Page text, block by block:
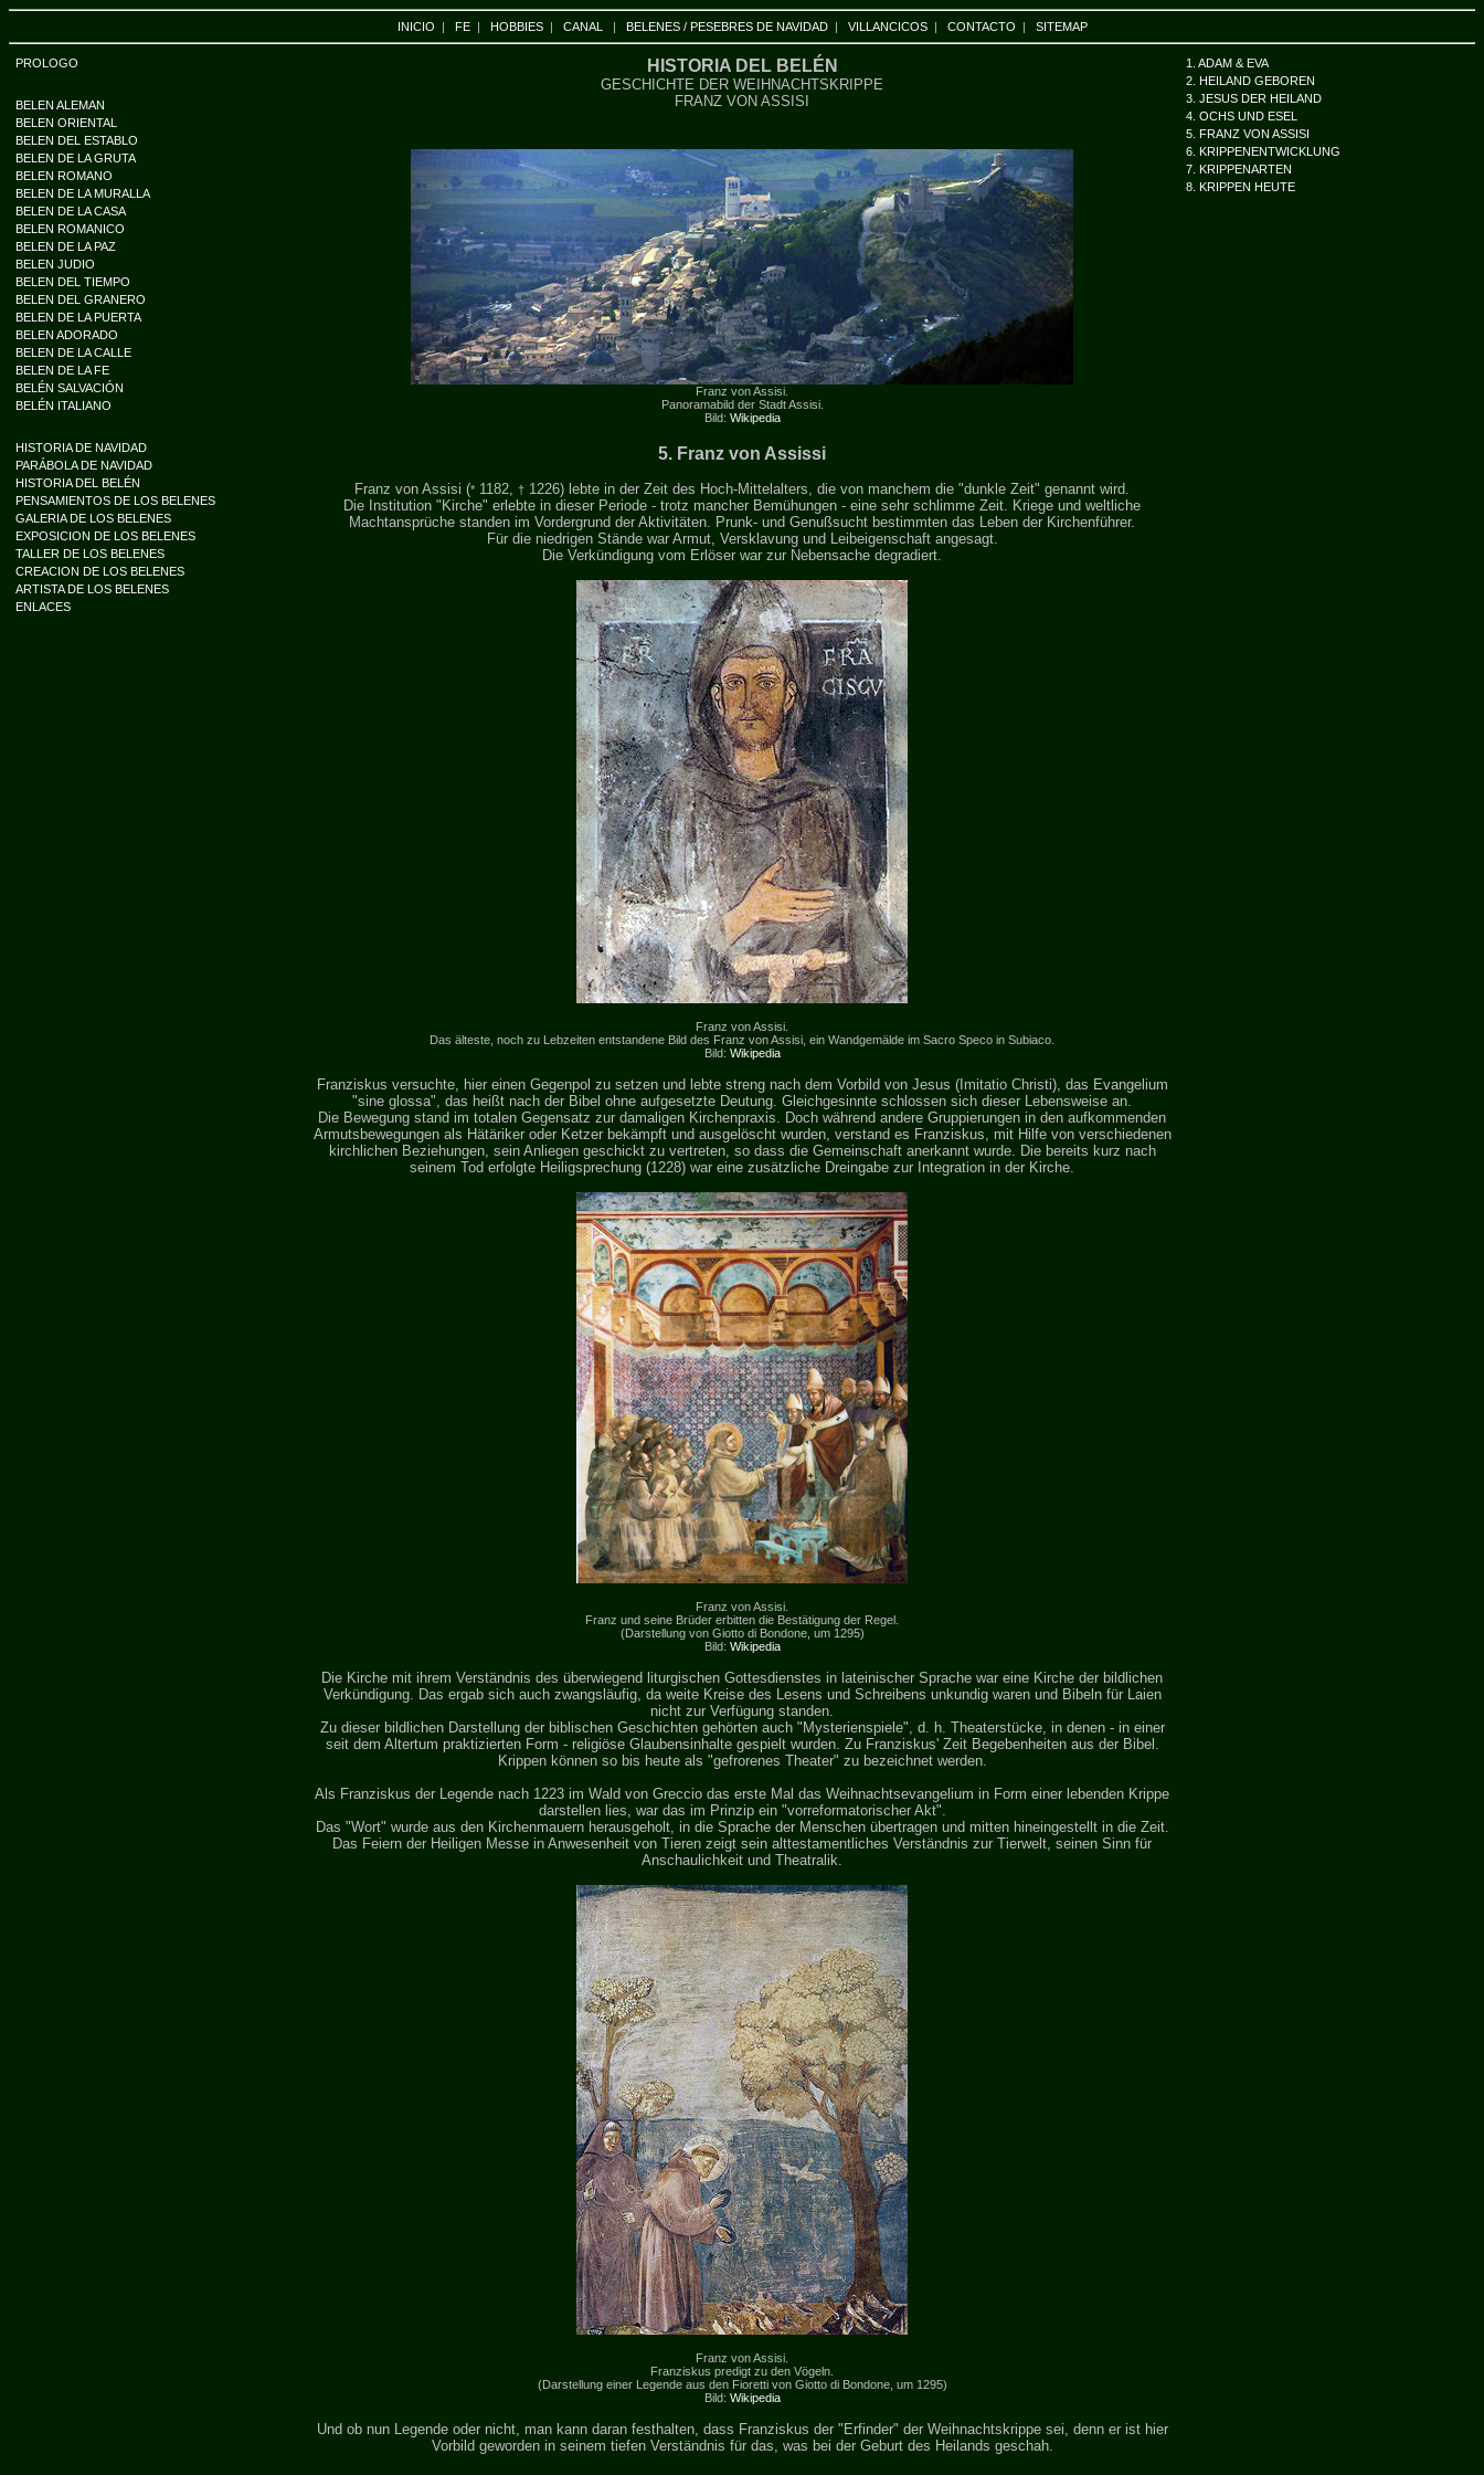
INICIO | FE| HOBBIES| CANAL | BELENES / PESEBRES DE NAVIDAD| VILLANCICOS| CONTACTO | SITEMAP
PROLOGO
BELEN ALEMAN
BELEN ORIENTAL
BELEN DEL ESTABLO
BELEN DE LA GRUTA
BELEN ROMANO
BELEN DE LA MURALLA
BELEN DE LA CASA
BELEN ROMANICO
BELEN DE LA PAZ
BELEN JUDIO
BELEN DEL TIEMPO
BELEN DEL GRANERO
BELEN DE LA PUERTA
BELEN ADORADO
BELEN DE LA CALLE
BELEN DE LA FE
BELÉN SALVACIÓN
BELÉN ITALIANO
HISTORIA DE NAVIDAD
PARÁBOLA DE NAVIDAD
HISTORIA DEL BELÉN
PENSAMIENTOS DE LOS BELENES
GALERIA DE LOS BELENES
EXPOSICION DE LOS BELENES
TALLER DE LOS BELENES
CREACION DE LOS BELENES
ARTISTA DE LOS BELENES
ENLACES
HISTORIA DEL BELÉN
GESCHICHTE DER WEIHNACHTSKRIPPE
FRANZ VON ASSISI
Franz von Assisi.
Panoramabild der Stadt Assisi.
Bild: Wikipedia
5. Franz von Assissi
Franz von Assisi (* 1182, † 1226) lebte in der Zeit des Hoch-Mittelalters, die von manchem die "dunkle Zeit" genannt wird.
Die Institution "Kirche" erlebte in dieser Periode - trotz mancher Bemühungen - eine sehr schlimme Zeit. Kriege und weltliche
Machtansprüche standen im Vordergrund der Aktivitäten. Prunk- und Genußsucht bestimmten das Leben der Kirchenführer.
Für die niedrigen Stände war Armut, Versklavung und Leibeigenschaft angesagt.
Die Verkündigung vom Erlöser war zur Nebensache degradiert.
Franz von Assisi.
Das älteste, noch zu Lebzeiten entstandene Bild des Franz von Assisi, ein Wandgemälde im Sacro Speco in Subiaco.
Bild: Wikipedia
Franziskus versuchte, hier einen Gegenpol zu setzen und lebte streng nach dem Vorbild von Jesus (Imitatio Christi), das Evangelium
"sine glossa", das heißt nach der Bibel ohne aufgesetzte Deutung. Gleichgesinnte schlossen sich dieser Lebensweise an.
Die Bewegung stand im totalen Gegensatz zur damaligen Kirchenpraxis. Doch während andere Gruppierungen in den aufkommenden
Armutsbewegungen als Hätäriker oder Ketzer bekämpft und ausgelöscht wurden, verstand es Franziskus, mit Hilfe von verschiedenen
kirchlichen Beziehungen, sein Anliegen geschickt zu vertreten, so dass die Gemeinschaft anerkannt wurde. Die bereits kurz nach
seinem Tod erfolgte Heiligsprechung (1228) war eine zusätzliche Dreingabe zur Integration in der Kirche.
Franz von Assisi.
Franz und seine Brüder erbitten die Bestätigung der Regel.
(Darstellung von Giotto di Bondone, um 1295)
Bild: Wikipedia
Die Kirche mit ihrem Verständnis des überwiegend liturgischen Gottesdienstes in lateinischer Sprache war eine Kirche der bildlichen
Verkündigung. Das ergab sich auch zwangsläufig, da weite Kreise des Lesens und Schreibens unkundig waren und Bibeln für Laien
nicht zur Verfügung standen.
Zu dieser bildlichen Darstellung der biblischen Geschichten gehörten auch "Mysterienspiele", d. h. Theaterstücke, in denen - in einer
seit dem Altertum praktizierten Form - religiöse Glaubensinhalte gespielt wurden. Zu Franziskus' Zeit Begebenheiten aus der Bibel.
Krippen können so bis heute als "gefrorenes Theater" zu bezeichnet werden.
Als Franziskus der Legende nach 1223 im Wald von Greccio das erste Mal das Weihnachtsevangelium in Form einer lebenden Krippe
darstellen lies, war das im Prinzip ein "vorreformatorischer Akt".
Das "Wort" wurde aus den Kirchenmauern herausgeholt, in die Sprache der Menschen übertragen und mitten hineingestellt in die Zeit.
Das Feiern der Heiligen Messe in Anwesenheit von Tieren zeigt sein alttestamentliches Verständnis zur Tierwelt, seinen Sinn für
Anschaulichkeit und Theatralik.
Franz von Assisi.
Franziskus predigt zu den Vögeln.
(Darstellung einer Legende aus den Fioretti von Giotto di Bondone, um 1295)
Bild: Wikipedia
Und ob nun Legende oder nicht, man kann daran festhalten, dass Franziskus der "Erfinder" der Weihnachtskrippe sei, denn er ist hier
Vorbild geworden in seinem tiefen Verständnis für das, was bei der Geburt des Heilands geschah.
1. ADAM & EVA
2. HEILAND GEBOREN
3. JESUS DER HEILAND
4. OCHS UND ESEL
5. FRANZ VON ASSISI
6. KRIPPENENTWICKLUNG
7. KRIPPENARTEN
8. KRIPPEN HEUTE